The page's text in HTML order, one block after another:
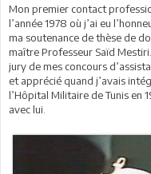
Mon premier contact
l’année 1978 où j’ai eu
ma soutenance de thèse de
maître Professeur Saïd
jury de mes concours
et apprécié quand j’avais
l’Hôpital Militaire de Tunis en
avec lui.